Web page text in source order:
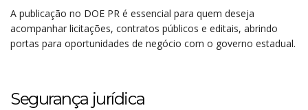
A publicação no DOE PR é essencial para quem deseja
acompanhar licitações, contratos públicos e editais, abrindo
portas para oportunidades de negócio com o governo estadual.
Segurança jurídica